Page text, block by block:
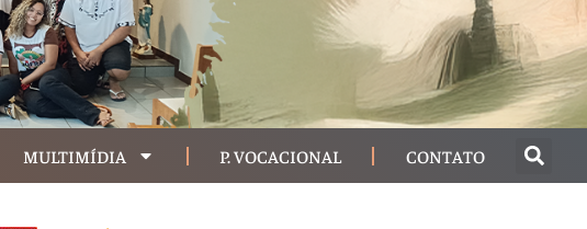
MULTIMÍDIA P. VOCACIONAL CONTATO